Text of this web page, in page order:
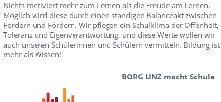
Nichts motiviert mehr zum Lernen als die Freude am Lernen.
Möglich wird diese durch einen ständigen Balanceakt zwischen
Fordern und Fördern. Wir pflegen ein Schulklima der Offenheit,
Toleranz und Eigenverantwortung, und diese Werte wollen wir
auch unseren Schülerinnen und Schülern vermitteln. Bildung ist
mehr als Wissen!
BORG LINZ macht Schule